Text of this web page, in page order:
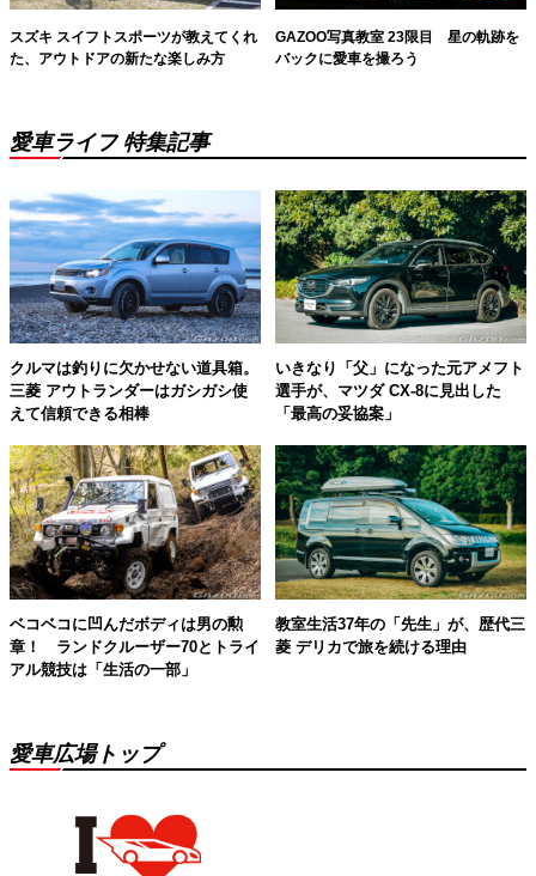
スズキ スイフトスポーツが教えてくれ
た、アウトドアの新たな楽しみ方
GAZOO写真教室 23限目 星の軌跡を
バックに愛車を撮ろう
愛車ライフ 特集記事
クルマは釣りに欠かせない道具箱。
三菱 アウトランダーはガシガシ使
えて信頼できる相棒
いきなり「父」になった元アメフト
選手が、マツダ CX-8に見出した
「最高の妥協案」
ベコベコに凹んだボディは男の勲
章！ ランドクルーザー70とトライ
アル競技は「生活の一部」
教室生活37年の「先生」が、歴代三
菱 デリカで旅を続ける理由
愛車広場トップ